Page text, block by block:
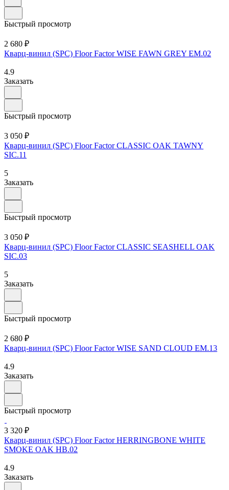
Быстрый просмотр
2 680 ₽
Кварц-винил (SPC) Floor Factor WISE FAWN GREY EM.02
4.9
Заказать
Быстрый просмотр
3 050 ₽
Кварц-винил (SPC) Floor Factor CLASSIC OAK TAWNY
SIC.11
5
Заказать
Быстрый просмотр
3 050 ₽
Кварц-винил (SPC) Floor Factor CLASSIC SEASHELL OAK
SIC.03
5
Заказать
Быстрый просмотр
2 680 ₽
Кварц-винил (SPC) Floor Factor WISE SAND CLOUD EM.13
4.9
Заказать
Быстрый просмотр
3 320 ₽
Кварц-винил (SPC) Floor Factor HERRINGBONE WHITE
SMOKE OAK HB.02
4.9
Заказать